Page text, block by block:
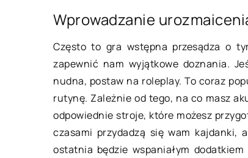
Wprowadzanie
Często to gra wstępna przesądza o
zapewnić nam wyjątkowe doznania.
nudna, postaw na roleplay. To coraz
rutynę. Zależnie od tego, na co masz
odpowiednie stroje, które możesz
czasami przydadzą się wam kajdanki,
ostatnia będzie wspaniałym
21 stycznia 2023
Osuszanie
zalety tego
Proces
wilgoci z